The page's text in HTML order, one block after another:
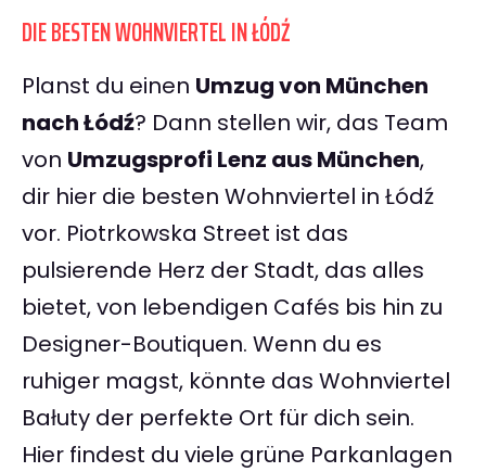
DIE BESTEN WOHNVIERTEL IN ŁÓDŹ
Planst du einen Umzug von München
nach Łódź? Dann stellen wir, das Team
von Umzugsprofi Lenz aus München,
dir hier die besten Wohnviertel in Łódź
vor. Piotrkowska Street ist das
pulsierende Herz der Stadt, das alles
bietet, von lebendigen Cafés bis hin zu
Designer-Boutiquen. Wenn du es
ruhiger magst, könnte das Wohnviertel
Bałuty der perfekte Ort für dich sein.
Hier findest du viele grüne Parkanlagen